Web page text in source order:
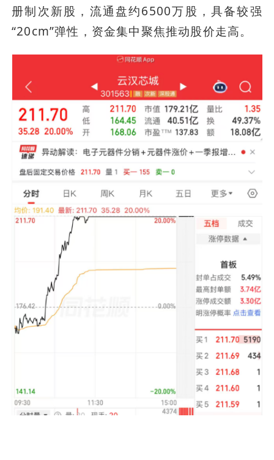
册制次新股，流通盘约6500万股，具备较强
“20cm”弹性，资金集中聚焦推动股价走高。